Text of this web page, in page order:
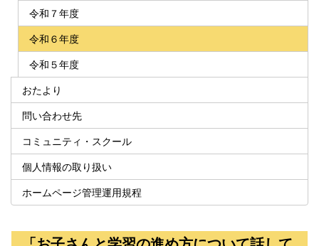
令和７年度
令和６年度
令和５年度
おたより
問い合わせ先
コミュニティ・スクール
個人情報の取り扱い
ホームページ管理運用規程